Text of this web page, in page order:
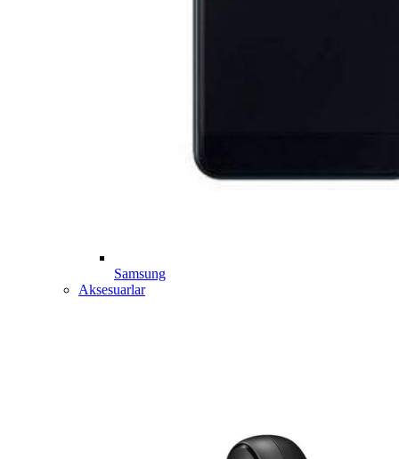
Samsung
Aksesuarlar